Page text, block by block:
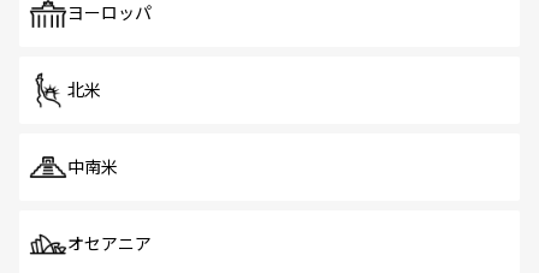
で、ホーカーズは地元の風情を楽しめる外せないスポット
ヨーロッパ
北米
中南米
オセアニア